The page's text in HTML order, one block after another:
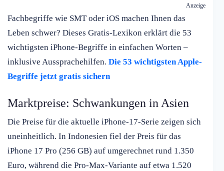
Anzeige
Fachbegriffe wie SMT oder iOS machen Ihnen das
Leben schwer? Dieses Gratis-Lexikon erklärt die 53
wichtigsten iPhone-Begriffe in einfachen Worten –
inklusive Aussprachehilfen. Die 53 wichtigsten Apple-
Begriffe jetzt gratis sichern
Marktpreise: Schwankungen in Asien
Die Preise für die aktuelle iPhone-17-Serie zeigen sich
uneinheitlich. In Indonesien fiel der Preis für das
iPhone 17 Pro (256 GB) auf umgerechnet rund 1.350
Euro, während die Pro-Max-Variante auf etwa 1.520